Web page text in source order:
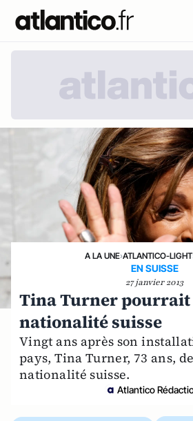
A LA UNE›ATLANTICO-LIGHT
EN SUISSE
27 janvier 2013
Tina Turner
nationalité suisse
Vingt ans après son
pays, Tina Turner, 73 ans,
nationalité suisse.
Atlantico